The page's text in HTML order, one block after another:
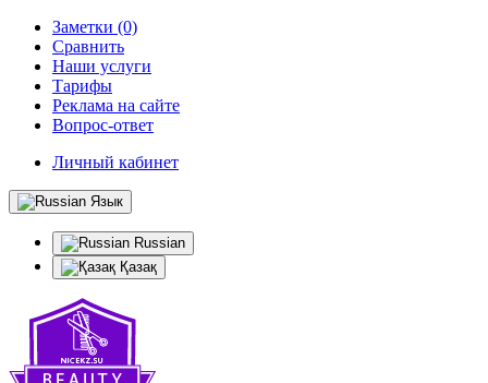
Заметки (0)
Сравнить
Наши услуги
Тарифы
Реклама на сайте
Вопрос-ответ
Личный кабинет
Язык
Russian
Қазақ